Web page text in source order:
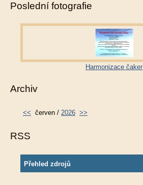
Poslední fotografie
Harmonizace čaker
Archiv
<< červen / 2026 >>
RSS
Přehled zdrojů